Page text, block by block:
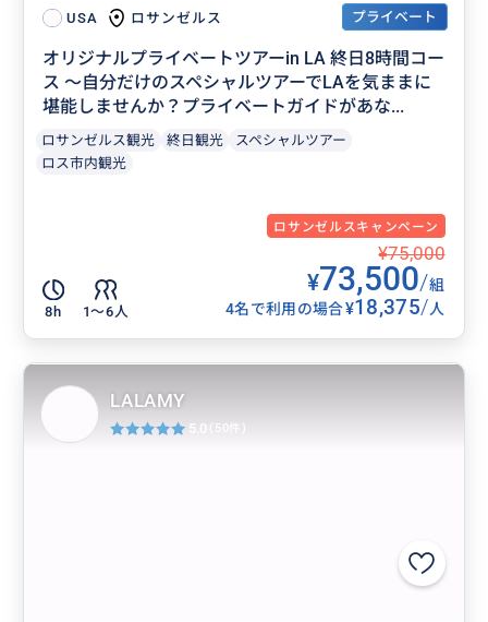
USA ロサンゼルス プライベート
オリジナルプライベートツアーin LA 終日8時間コー
ス 〜自分だけのスペシャルツアーでLAを気ままに
堪能しませんか？プライベートガイドがあな...
ロサンゼルス観光 終日観光
スペシャルツアー
ロス市内観光
ロサンゼルスキャンペーン
8h 1〜6人
¥75,000
¥73,500/組
4名で利用の場合¥18,375/人
LALAMY
5.0 (50件)